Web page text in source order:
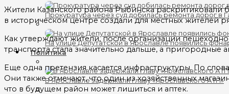
Прокуратура через суд добилась ремонта дорог в
На улице Депутатской в Ярославле появились
Политика
В Ярославле задержали главу «Ярославского АТП»
Жители Казанского района Рыбинска
в историческом центре создали для местных жителей
Как утверждают жители, после организации
транспорта стала значительно дальше, а
Еще одна претензия касается инфраструктуры. По
Они также отмечают, что один из хозяйственных
что в будущем район может лишиться и аптек.